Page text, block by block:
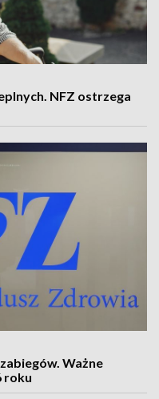
NFZ ostrzega
Ważne
roku